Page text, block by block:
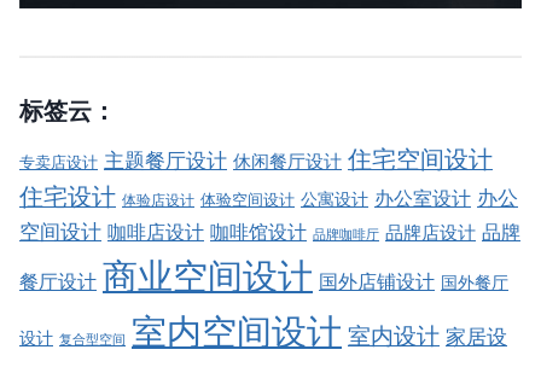
标签云：
专卖店设计 主题餐厅设计 休闲餐厅设计 住宅空间设计
住宅设计 体验店设计 体验空间设计 公寓设计 办公室设计 办公
空间设计 咖啡店设计 咖啡馆设计 品牌咖啡厅 品牌店设计 品牌
餐厅设计 商业空间设计 国外店铺设计 国外餐厅
设计 复合型空间 室内空间设计 室内设计 家居设